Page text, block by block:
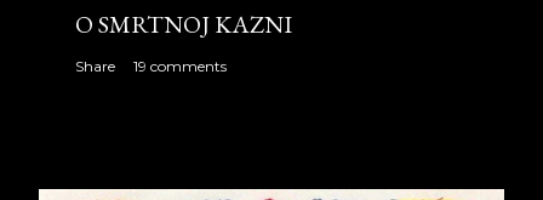
O SMRTNOJ KAZNI
Share 19 comments